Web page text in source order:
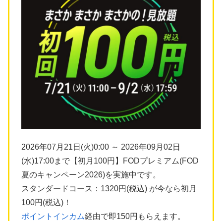
2026年07月21日(火)0:00 ～ 2026年09月02日
(水)17:00まで【初月100円】FODプレミアム(FOD
夏のキャンペーン2026)を実施中です。
スタンダードコース：1320円(税込) が今なら初月
100円(税込)！
ポイントインカム経由で即150円もらえます。